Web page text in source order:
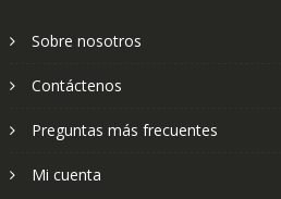
Sobre nosotros
Contáctenos
Preguntas más frecuentes
Mi cuenta